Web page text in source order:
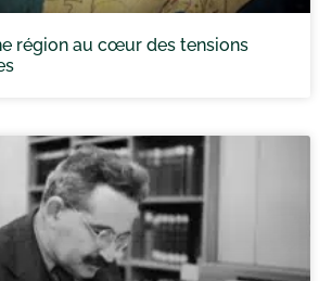
région au cœur des tensions